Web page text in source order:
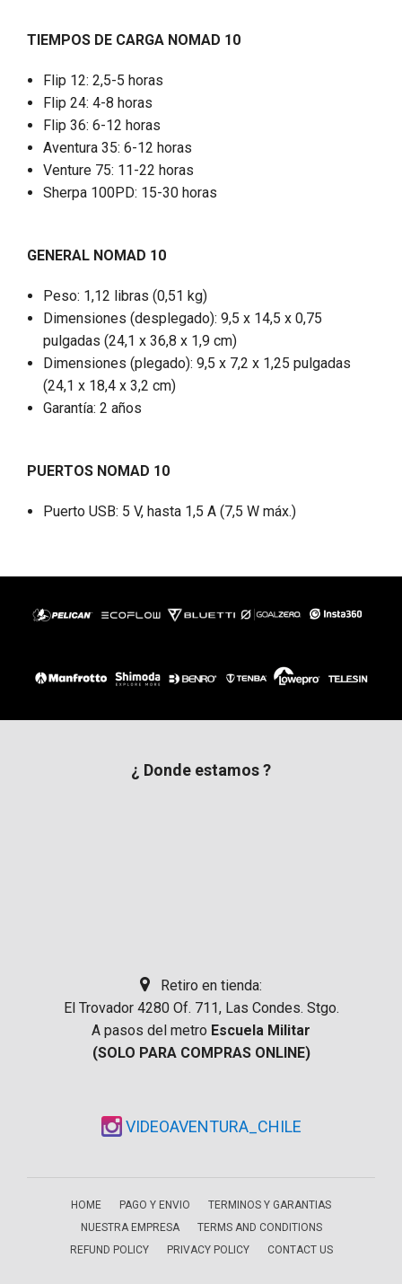
TIEMPOS DE CARGA NOMAD 10
Flip 12: 2,5-5 horas
Flip 24: 4-8 horas
Flip 36: 6-12 horas
Aventura 35: 6-12 horas
Venture 75: 11-22 horas
Sherpa 100PD: 15-30 horas
GENERAL NOMAD 10
Peso: 1,12 libras (0,51 kg)
Dimensiones (desplegado): 9,5 x 14,5 x 0,75
pulgadas (24,1 x 36,8 x 1,9 cm)
Dimensiones (plegado): 9,5 x 7,2 x 1,25 pulgadas
(24,1 x 18,4 x 3,2 cm)
Garantía: 2 años
PUERTOS NOMAD 10
Puerto USB: 5 V, hasta 1,5 A (7,5 W máx.)
¿ Donde estamos ?
Retiro en tienda:
El Trovador 4280 Of. 711, Las Condes. Stgo.
A pasos del metro Escuela Militar
(SOLO PARA COMPRAS ONLINE)
VIDEOAVENTURA_CHILE
HOME PAGO Y ENVIO
TERMINOS Y GARANTIAS
NUESTRA EMPRESA
TERMS AND CONDITIONS
REFUND POLICY
PRIVACY POLICY CONTACT US